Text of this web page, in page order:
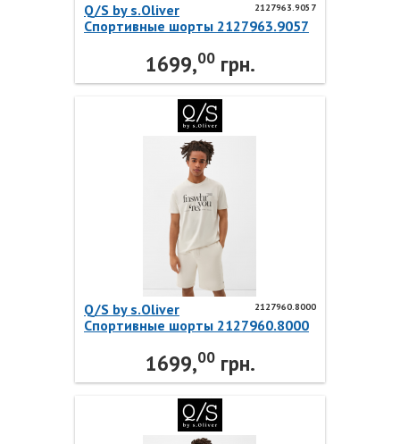
2127963.9057
Q/S by s.Oliver
Спортивные шорты 2127963.9057
1699,00грн.
2127960.8000
Q/S by s.Oliver
Спортивные шорты 2127960.8000
1699,00грн.